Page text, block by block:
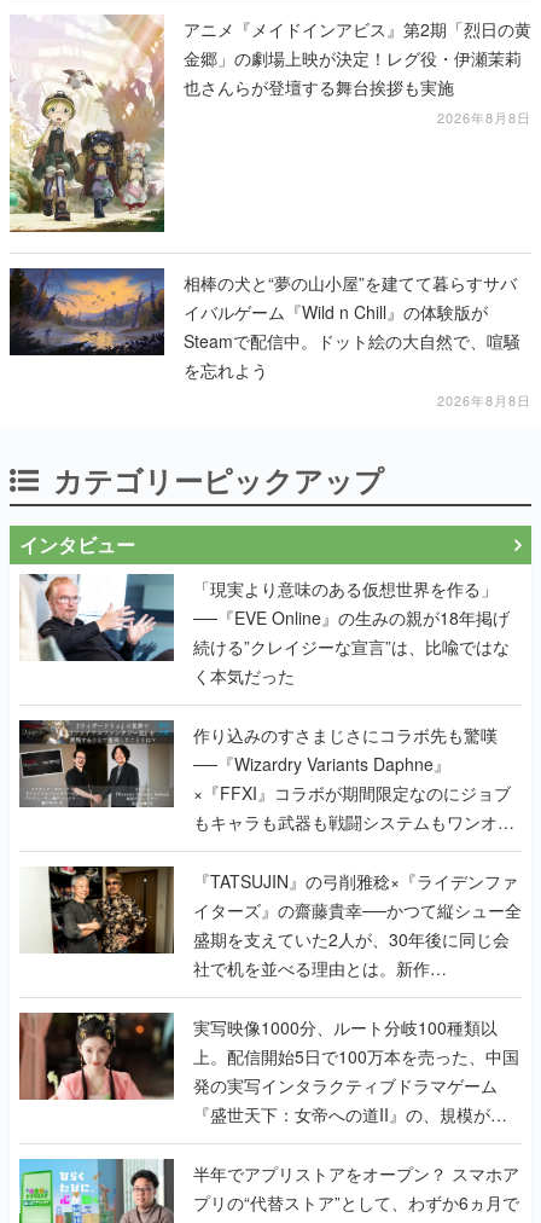
アニメ『メイドインアビス』第2期「烈日の黄
金郷」の劇場上映が決定！レグ役・伊瀬茉莉
也さんらが登壇する舞台挨拶も実施
2026年8月8日
相棒の犬と“夢の山小屋”を建てて暮らすサバ
イバルゲーム『Wild n Chill』の体験版が
Steamで配信中。ドット絵の大自然で、喧騒
を忘れよう
2026年8月8日
カテゴリーピックアップ
インタビュー
「現実より意味のある仮想世界を作る」
──『EVE Online』の生みの親が18年掲げ
続ける”クレイジーな宣言”は、比喩ではな
く本気だった
作り込みのすさまじさにコラボ先も驚嘆
──『Wizardry Variants Daphne』
×『FFXI』コラボが期間限定なのにジョブ
もキャラも武器も戦闘システムもワンオフ
で作り込まれた理由を両ディレクターに聞
く
『TATSUJIN』の弓削雅稔×『ライデンファ
イターズ』の齋藤貴幸──かつて縦シュー全
盛期を支えていた2人が、30年後に同じ会
社で机を並べる理由とは。新作
『TATSUJIN EXTREME』で初タッグを組
んだレジェンド2人に訊く開発秘話
実写映像1000分、ルート分岐100種類以
上。配信開始5日で100万本を売った、中国
発の実写インタラクティブドラマゲーム
『盛世天下：女帝への道II』の、規模が違
うこだわりをプロデューサーに聞いた
半年でアプリストアをオープン？ スマホア
プリの“代替ストア”として、わずか6ヵ月で